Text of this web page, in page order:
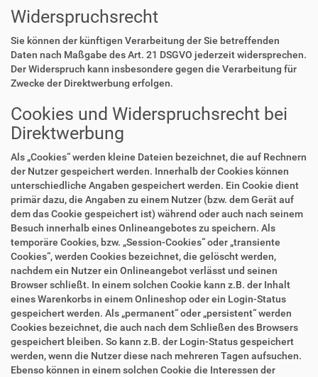
Widerspruchsrecht
Sie können der künftigen Verarbeitung der Sie betreffenden
Daten nach Maßgabe des Art. 21 DSGVO jederzeit widersprechen.
Der Widerspruch kann insbesondere gegen die Verarbeitung für
Zwecke der Direktwerbung erfolgen.
Cookies und Widerspruchsrecht bei
Direktwerbung
Als „Cookies“ werden kleine Dateien bezeichnet, die auf Rechnern
der Nutzer gespeichert werden. Innerhalb der Cookies können
unterschiedliche Angaben gespeichert werden. Ein Cookie dient
primär dazu, die Angaben zu einem Nutzer (bzw. dem Gerät auf
dem das Cookie gespeichert ist) während oder auch nach seinem
Besuch innerhalb eines Onlineangebotes zu speichern. Als
temporäre Cookies, bzw. „Session-Cookies“ oder „transiente
Cookies“, werden Cookies bezeichnet, die gelöscht werden,
nachdem ein Nutzer ein Onlineangebot verlässt und seinen
Browser schließt. In einem solchen Cookie kann z.B. der Inhalt
eines Warenkorbs in einem Onlineshop oder ein Login-Status
gespeichert werden. Als „permanent“ oder „persistent“ werden
Cookies bezeichnet, die auch nach dem Schließen des Browsers
gespeichert bleiben. So kann z.B. der Login-Status gespeichert
werden, wenn die Nutzer diese nach mehreren Tagen aufsuchen.
Ebenso können in einem solchen Cookie die Interessen der